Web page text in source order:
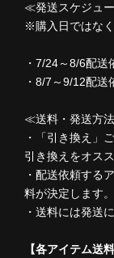
≪発送スケジュ
※購入日ではな
・7/24～8/6配送
・8/7～9/12配送
≪送料・発送方
・「引き換え」
引き換えをオス
・配送依頼する
料が決定します。
・送料には発送
【各アイテム送